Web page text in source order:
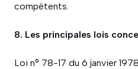
compétents.
8. Les principales lois
Loi n° 78-17 du 6 janvier